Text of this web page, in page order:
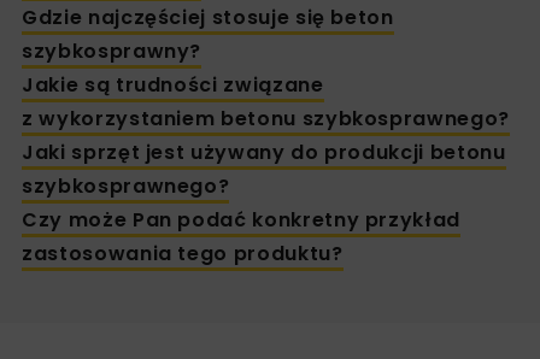
Gdzie najczęściej stosuje się beton
szybkosprawny?
Jakie są trudności związane
z wykorzystaniem betonu szybkosprawnego?
Jaki sprzęt jest używany do produkcji betonu
szybkosprawnego?
Czy może Pan podać konkretny przykład
zastosowania tego produktu?